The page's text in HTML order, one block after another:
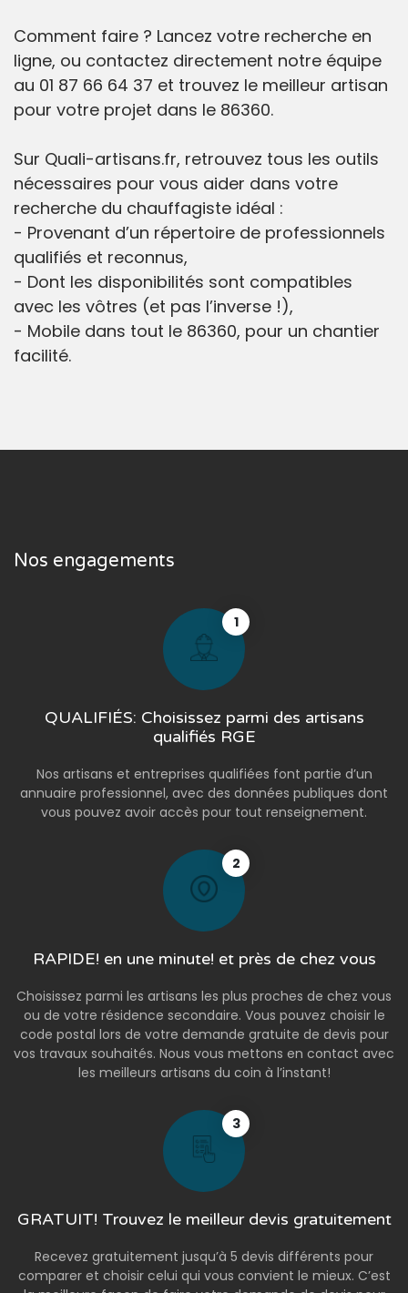
Comment faire ? Lancez votre recherche en
ligne, ou contactez directement notre équipe
au 01 87 66 64 37 et trouvez le meilleur artisan
pour votre projet dans le 86360.
Sur Quali-artisans.fr, retrouvez tous les outils
nécessaires pour vous aider dans votre
recherche du chauffagiste idéal :
- Provenant d’un répertoire de professionnels
qualifiés et reconnus,
- Dont les disponibilités sont compatibles
avec les vôtres (et pas l’inverse !),
- Mobile dans tout le 86360, pour un chantier
facilité.
Nos engagements
1
QUALIFIÉS: Choisissez parmi des artisans
qualifiés RGE
Nos artisans et entreprises qualifiées font partie d’un
annuaire professionnel, avec des données publiques dont
vous pouvez avoir accès pour tout renseignement.
2
RAPIDE! en une minute! et près de chez vous
Choisissez parmi les artisans les plus proches de chez vous
ou de votre résidence secondaire. Vous pouvez choisir le
code postal lors de votre demande gratuite de devis pour
vos travaux souhaités. Nous vous mettons en contact avec
les meilleurs artisans du coin à l’instant!
3
GRATUIT! Trouvez le meilleur devis gratuitement
Recevez gratuitement jusqu’à 5 devis différents pour
comparer et choisir celui qui vous convient le mieux. C’est